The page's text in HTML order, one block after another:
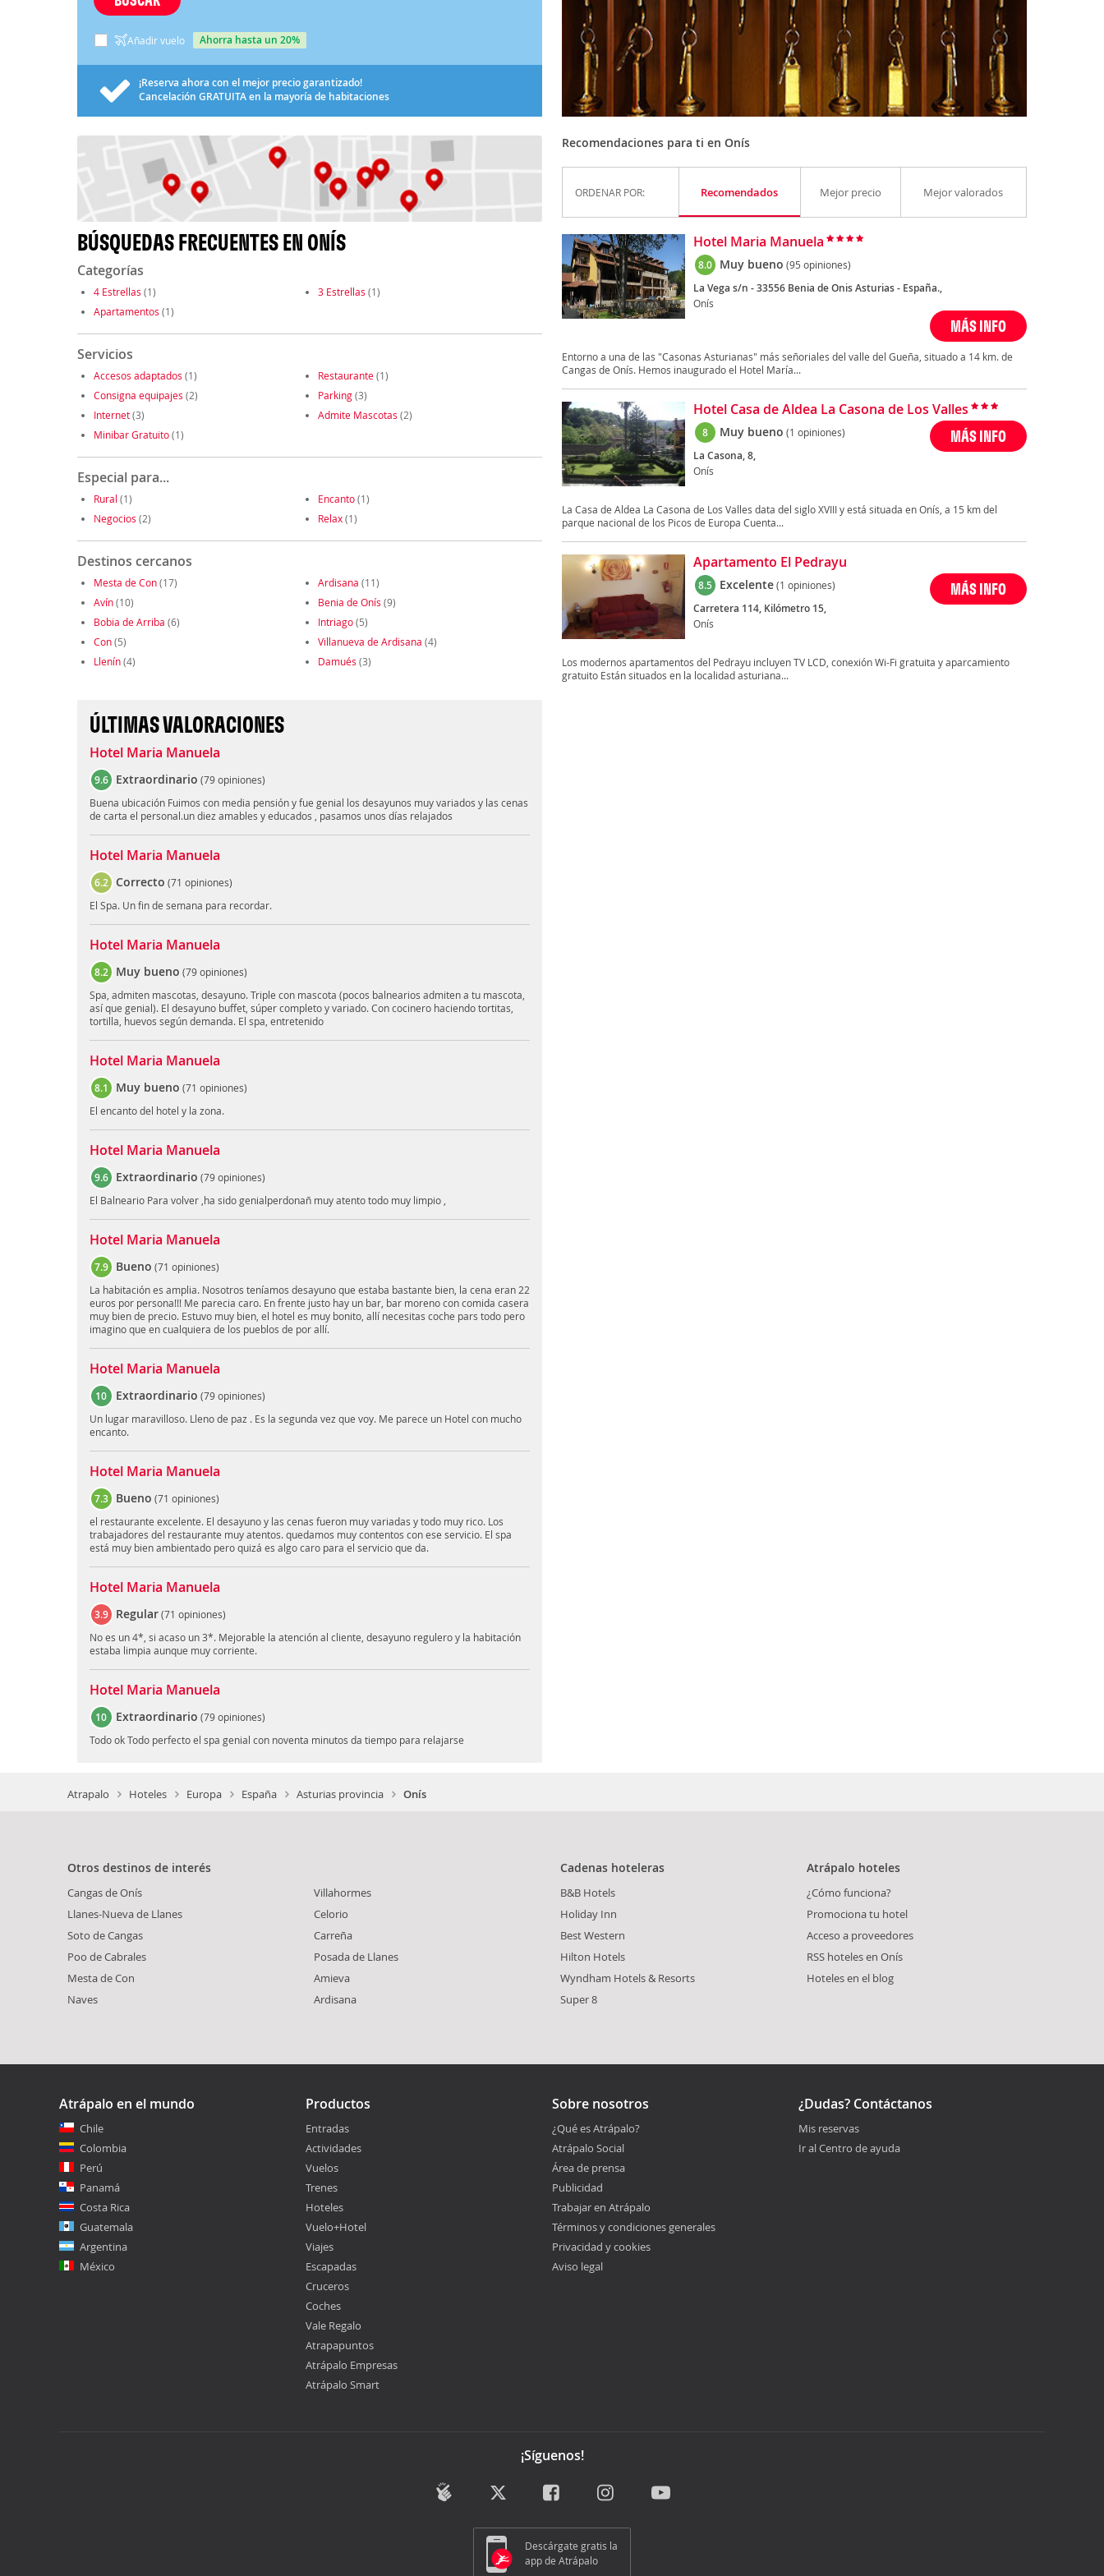
Añadir vuelo ahorra hasta un 20%
¡Reserva ahora con el mejor precio garantizado!
Cancelación GRATUITAen la mayoría de habitaciones
BÚSQUEDAS FRECUENTES EN ONÍS
Categorías
4 Estrellas (1) 3 Estrellas (1)
Apartamentos (1)
Servicios
Accesos adaptados (1) Restaurante(1)
Consigna equipajes (2) Parking(3)
Internet(3) Admite Mascotas (2)
Minibar Gratuito(1)
Especial para...
Rural (1) Encanto(1)
Negocios (2) Relax(1)
Destinos cercanos
Mesta de Con(17) Ardisana (11)
Avín(10) Benia de Onís (9)
Bobia de Arriba (6) Intriago(5)
Con(5) Villanueva de Ardisana (4)
Llenín(4) Damués (3)
ÚLTIMAS VALORACIONES
Hotel Maria Manuela
9.6 Extraordinario (79 opiniones)
Buena ubicación Fuimos con media pensión y fue genial los desayunos muy variados y las cenas
de carta el personal.un diez amables y educados , pasamos unos días relajados
Hotel Maria Manuela
6.2 Correcto (71 opiniones)
El Spa. Un fin de semana para recordar.
Hotel Maria Manuela
8.2 Muy bueno (79 opiniones)
Spa, admiten mascotas, desayuno. Triple con mascota (pocos balnearios admiten a tu mascota,
así que genial). El desayuno buffet, súper completo y variado. Con cocinero haciendo tortitas,
tortilla, huevos según demanda. El spa, entretenido
Hotel Maria Manuela
8.1 Muy bueno (71 opiniones)
El encanto del hotel y la zona.
Hotel Maria Manuela
9.6 Extraordinario (79 opiniones)
El Balneario Para volver ,ha sido genialperdonañ muy atento todo muy limpio ,
Hotel Maria Manuela
7.9 Bueno (71 opiniones)
La habitación es amplia. Nosotros teníamos desayuno que estaba bastante bien, la cena eran 22
euros por persona!!! Me parecia caro. En frente justo hay un bar, bar moreno con comida casera
muy bien de precio. Estuvo muy bien, el hotel es muy bonito, allí necesitas coche pars todo pero
imagino que en cualquiera de los pueblos de por allí.
Hotel Maria Manuela
10 Extraordinario (79 opiniones)
Un lugar maravilloso. Lleno de paz . Es la segunda vez que voy. Me parece un Hotel con mucho
encanto.
Hotel Maria Manuela
7.3 Bueno (71 opiniones)
el restaurante excelente. El desayuno y las cenas fueron muy variadas y todo muy rico. Los
trabajadores del restaurante muy atentos. quedamos muy contentos con ese servicio. El spa
está muy bien ambientado pero quizá es algo caro para el servicio que da.
Hotel Maria Manuela
3.9 Regular(71 opiniones)
No es un 4*, si acaso un 3*. Mejorable la atención al cliente, desayuno regulero y la habitación
estaba limpia aunque muy corriente.
Hotel Maria Manuela
10 Extraordinario (79 opiniones)
Todo ok Todo perfecto el spa genial con noventa minutos da tiempo para relajarse
Recomendaciones para ti en Onís
ORDENAR POR: Recomendados Mejor precio Mejor valorados
Hotel Maria Manuela
8.0 Muy bueno (95 opiniones)
La Vega s/n - 33556 Benia de Onis Asturias - España.,
Onís
MÁS INFO
Entorno a una de las "Casonas Asturianas" más señoriales del valle del Gueña, situado a 14 km. de
Cangas de Onís. Hemos inaugurado el Hotel María...
Hotel Casa de Aldea La Casona de Los Valles
8 Muy bueno (1 opiniones)
La Casona, 8,
Onís
MÁS INFO
La Casa de Aldea La Casona de Los Valles data del siglo XVIII y está situada en Onís, a 15 km del
parque nacional de los Picos de Europa Cuenta...
Apartamento El Pedrayu
8.5 Excelente(1 opiniones)
Carretera 114, Kilómetro 15,
Onís
MÁS INFO
Los modernos apartamentos del Pedrayu incluyen TV LCD, conexión Wi-Fi gratuita y aparcamiento
gratuito Están situados en la localidad asturiana...
Atrapalo Hoteles Europa España Asturias provincia Onís
Otros destinos de interés
Cangas de Onís
Llanes-Nueva de Llanes
Soto de Cangas
Poo de Cabrales
Mesta de Con
Naves
Villahormes
Celorio
Carreña
Posada de Llanes
Amieva
Ardisana
Cadenas hoteleras
B&B Hotels
Holiday Inn
Best Western
Hilton Hotels
Wyndham Hotels & Resorts
Super 8
Atrápalo hoteles
¿Cómo funciona?
Promociona tu hotel
Acceso a proveedores
RSS hoteles en Onís
Hoteles en el blog
Atrápalo en el mundo
Chile
Colombia
Perú
Panamá
Costa Rica
Guatemala
Argentina
México
Productos
Entradas
Actividades
Vuelos
Trenes
Hoteles
Vuelo+Hotel
Viajes
Escapadas
Cruceros
Coches
Vale Regalo
Atrapapuntos
Atrápalo Empresas
Atrápalo Smart
Sobre nosotros
¿Qué es Atrápalo?
Atrápalo Social
Área de prensa
Publicidad
Trabajar en Atrápalo
Términos y condiciones generales
Privacidad y cookies
Aviso legal
¿Dudas? Contáctanos
Mis reservas
Ir al Centro de ayuda
¡Síguenos!
Descárgate gratis la
app de Atrápalo